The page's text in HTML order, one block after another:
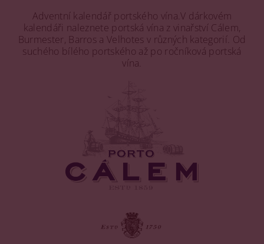
Adventní kalendář portského vína.V dárkovém
kalendáři naleznete portská vína z vinařství Cálem,
Burmester, Barros a Velhotes v různých kategorií. Od
suchého bílého portského až po ročníková portská
vína.